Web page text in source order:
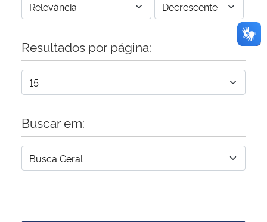
Resultados por página:
Buscar em: